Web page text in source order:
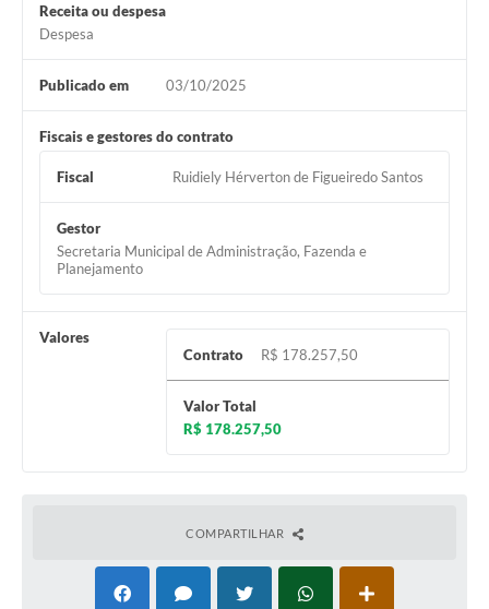
Receita ou despesa
Despesa
Publicado em 03/10/2025
Fiscais e gestores do contrato
Fiscal Ruidiely Hérverton de Figueiredo Santos
Gestor
Secretaria Municipal de Administração, Fazenda e
Planejamento
Valores
Contrato
R$ 178.257,50
Valor Total
R$ 178.257,50
COMPARTILHAR